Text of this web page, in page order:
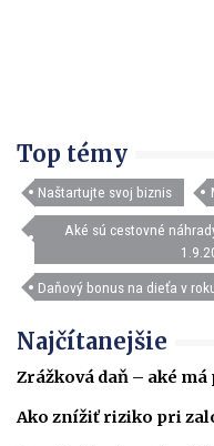
Top témy
Naštartujte svoj biznis
Aké sú cestovné
Daňový bonus na dieťa v
Najčítanejšie
Zrážková daň – aké
Ako znížiť riziko pri